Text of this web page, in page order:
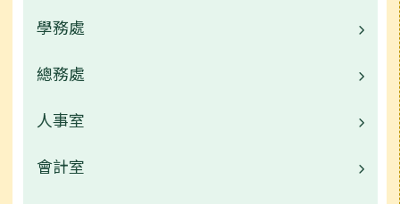
校園公告
行事曆
業務職掌
校園公告
常用連結
活動相簿
學務處
業務職掌
校園公告
常用連結
總務處
業務職掌
校園公告
人事室
業務職掌
會計室